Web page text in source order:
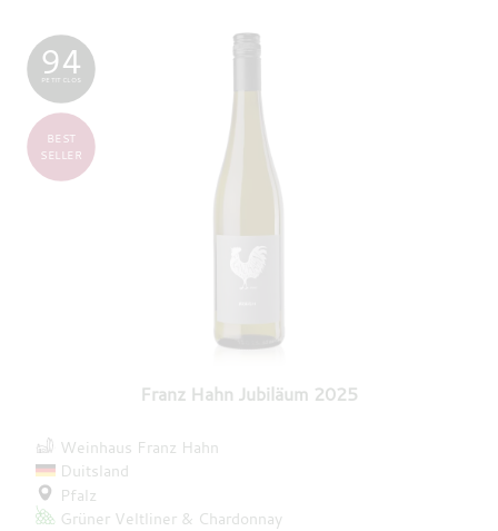
Franz Hahn Jubiläum 2025
94
PETIT CLOS
BEST
SELLER
Weinhaus Franz Hahn
Duitsland
Pfalz
Grüner Veltliner
Chardonnay